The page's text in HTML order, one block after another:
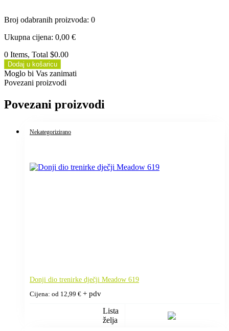
Broj odabranih proizvoda: 0
Ukupna cijena: 0,00 €
0 Items, Total $0.00
Dodaj u košaricu
Moglo bi Vas zanimati
Povezani proizvodi
Povezani proizvodi
Nekategorizirano
Donji dio trenirke dječji Meadow 619
Cijena: od 12,99 € + pdv
Lista
želja